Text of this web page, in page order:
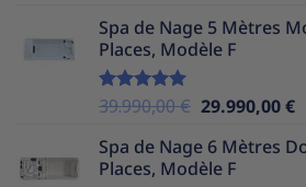
initial
était :
Spa de Nage 5 Mètres
Places, Modèle F
Note5.00
39.990,00€ Le
initial
était :
29.990,00€Le
Spa de Nage 6 Mètres
Places, Modèle F